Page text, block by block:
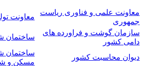
معاونت علمی و فناوری ریاست
جمهوری
معاونت
سازمان گوشت و فراورده های
دامی کشور
ساختمان
دیوان محاسبت کشور
ساختمان
مسکن و